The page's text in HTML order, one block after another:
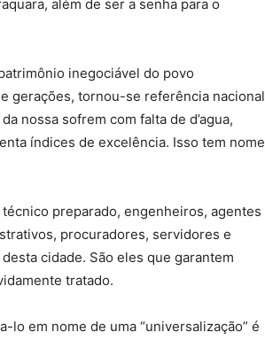
além de ser a senha para o
inegociável do povo
gerações, tornou-se referência nacional
nossa sofrem com falta de d’agua,
índices de excelência. Isso tem nome
preparado, engenheiros, agentes
procuradores, servidores e
cidade. São eles que garantem
tratado.
lo em nome de uma “universalização” é